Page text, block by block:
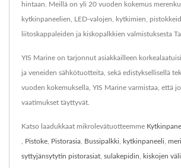
hintaan. Meillä on yli 20 vuoden kokemus
kytkinpaneelien, LED-valojen, kytkimien,
liitoskappaleiden ja kiskopalkkien valmistuksesta
YIS Marine on tarjonnut asiakkailleen
ja veneiden sähkötuotteita, sekä edistyksellisellä
vuoden kokemuksella, YIS Marine varmistaa, että
vaatimukset täyttyvät.
Katso laadukkaat mikrolevätuotteemme
Pistoke Pistorasia Bussipalkki kytkinpaneeli
syttyjänsytytin pistorasiat sulakepidin kiskojen